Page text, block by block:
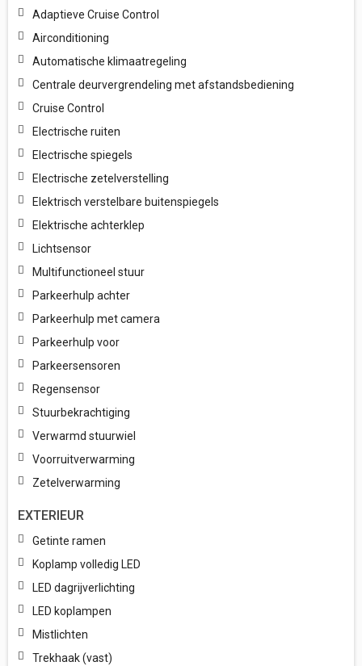
Adaptieve Cruise Control
Airconditioning
Automatische klimaatregeling
Centrale deurvergrendeling met afstandsbediening
Cruise Control
Electrische ruiten
Electrische spiegels
Electrische zetelverstelling
Elektrisch verstelbare buitenspiegels
Elektrische achterklep
Lichtsensor
Multifunctioneel stuur
Parkeerhulp achter
Parkeerhulp met camera
Parkeerhulp voor
Parkeersensoren
Regensensor
Stuurbekrachtiging
Verwarmd stuurwiel
Voorruitverwarming
Zetelverwarming
EXTERIEUR
Getinte ramen
Koplamp volledig LED
LED dagrijverlichting
LED koplampen
Mistlichten
Trekhaak (vast)